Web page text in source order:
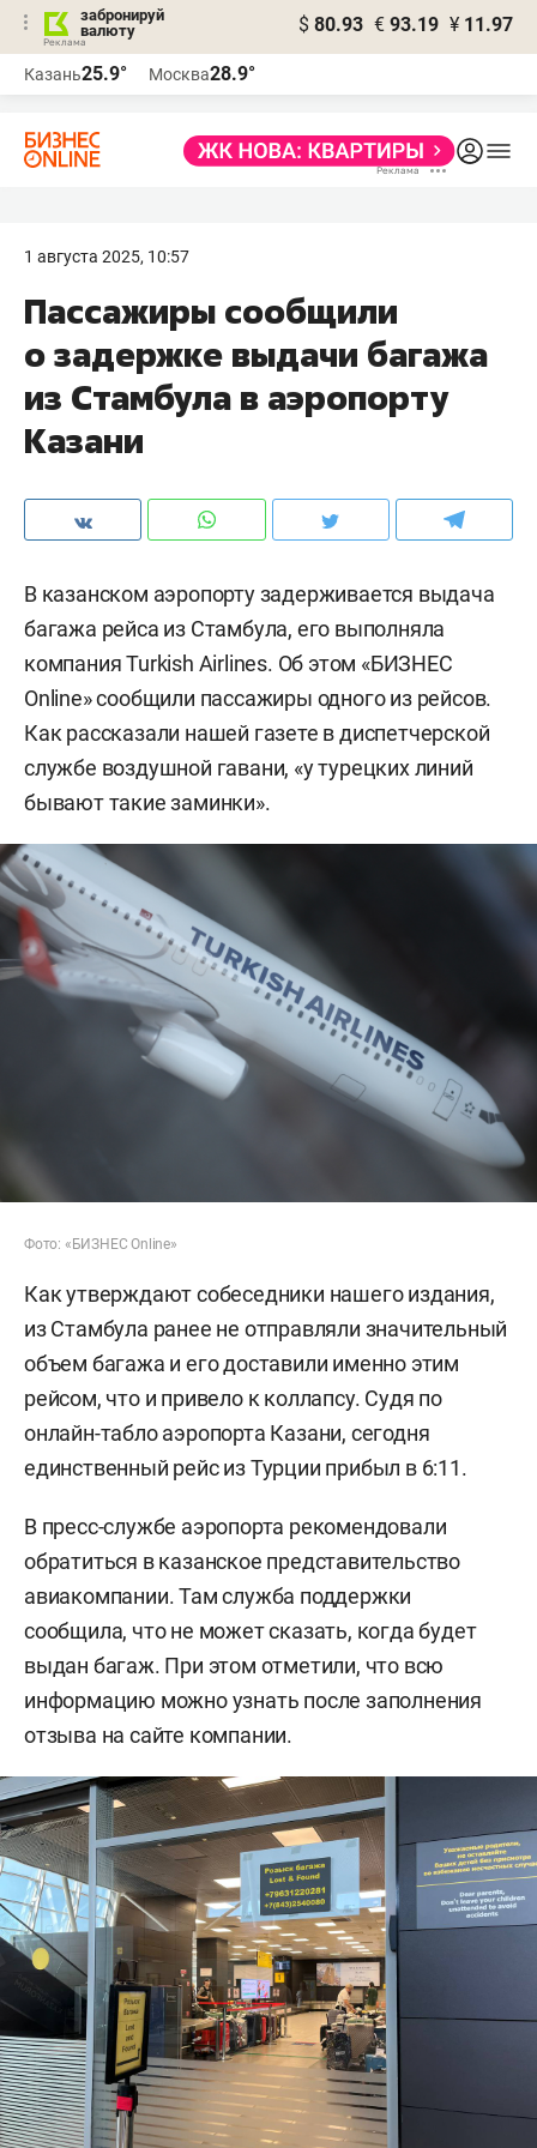
забронируй
валюту
$ 80.93 € 93.19 ¥ 11.97
Казань25.9° Москва28.9°
1 августа 2025, 10:57
Пассажиры сообщили
о задержке выдачи багажа
из Стамбула в аэропорту
Казани
В казанском аэропорту задерживается выдача
багажа рейса из Стамбула, его выполняла
компания Turkish Airlines. Об этом «БИЗНЕС
Online» сообщили пассажиры одного из рейсов.
Как рассказали нашей газете в диспетчерской
службе воздушной гавани, «у турецких линий
бывают такие заминки».
Фото: «БИЗНЕС Online»
Как утверждают собеседники нашего издания,
из Стамбула ранее не отправляли значительный
объем багажа и его доставили именно этим
рейсом, что и привело к коллапсу. Судя по
онлайн-табло аэропорта Казани, сегодня
единственный рейс из Турции прибыл в 6:11.
В пресс-службе аэропорта рекомендовали
обратиться в казанское представительство
авиакомпании. Там служба поддержки
сообщила, что не может сказать, когда будет
выдан багаж. При этом отметили, что всю
информацию можно узнать после заполнения
отзыва на сайте компании.